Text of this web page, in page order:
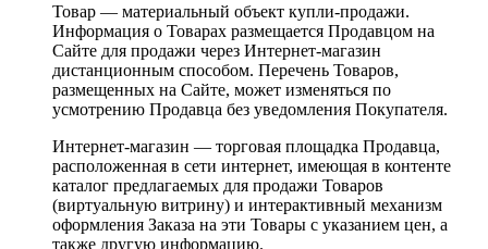
Товар — материальный объект купли-продажи.
Информация о Товарах размещается Продавцом на
Сайте для продажи через Интернет-магазин
дистанционным способом. Перечень Товаров,
размещенных на Сайте, может изменяться по
усмотрению Продавца без уведомления Покупателя.
Интернет-магазин — торговая площадка Продавца,
расположенная в сети интернет, имеющая в контенте
каталог предлагаемых для продажи Товаров
(виртуальную витрину) и интерактивный механизм
оформления Заказа на эти Товары с указанием цен, а
также другую информацию.